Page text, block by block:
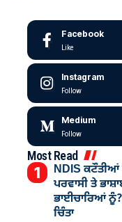
Facebook
Like
Instagram
Follow
Medium
Follow
Most Read
NDIS ਕਟੌਤੀਆਂ
ਪਰਵਾਸੀ ਤੇ
ਭਾਈਚਾਰਿਆਂ
ਚਿੰਤਾ